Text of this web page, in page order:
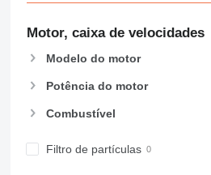
Motor, caixa de velocidades
Modelo do motor
Potência do motor
Combustível
Filtro de partículas